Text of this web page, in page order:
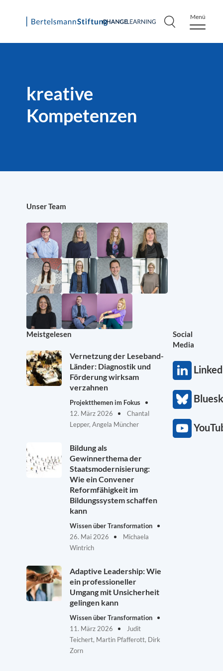
Skip
Menü
kreative
Kompetenzen
Unser Team
Meistgelesen
Vernetzung der Leseband-
Länder: Diagnostik und
Förderung wirksam
verzahnen
Projektthemen im Fokus
12. März 2026
Chantal
Lepper, Angela Müncher
Bildung als
Gewinnerthema der
Staatsmodernisierung:
Wie ein Convener
Reformfähigkeit im
Bildungssystem schaffen
kann
Wissen über Transformation
26. Mai 2026
Michaela
Wintrich
Adaptive Leadership: Wie
ein professioneller
Umgang mit Unsicherheit
gelingen kann
Wissen über Transformation
11. März 2026
Judit
Teichert, Martin Pfafferott, Dirk
Zorn
Social
Media